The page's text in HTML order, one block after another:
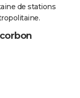
de stations